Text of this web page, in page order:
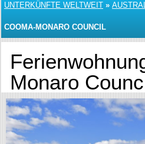
UNTERKÜNFTE WELTWEIT »
COOMA-MONARO COUNCIL
Monaro